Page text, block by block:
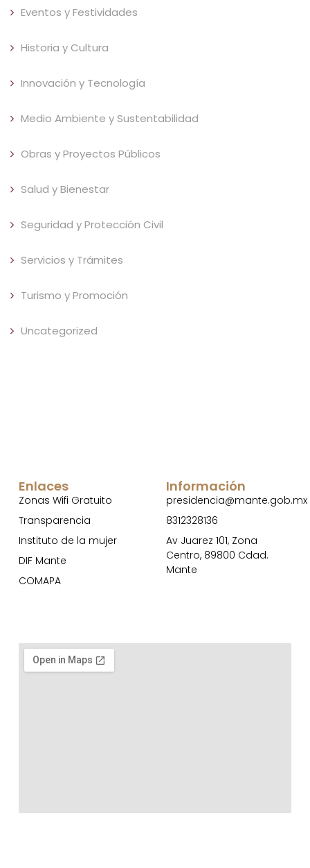
Eventos y Festividades
Historia y Cultura
Innovación y Tecnología
Medio Ambiente y Sustentabilidad
Obras y Proyectos Públicos
Salud y Bienestar
Seguridad y Protección Civil
Servicios y Trámites
Turismo y Promoción
Uncategorized
Enlaces
Zonas Wifi Gratuito
Transparencia
Instituto de la mujer
DIF Mante
COMAPA
Información
presidencia@mante.gob.mx
8312328136
Av Juarez 101, Zona
Centro, 89800 Cdad.
Mante